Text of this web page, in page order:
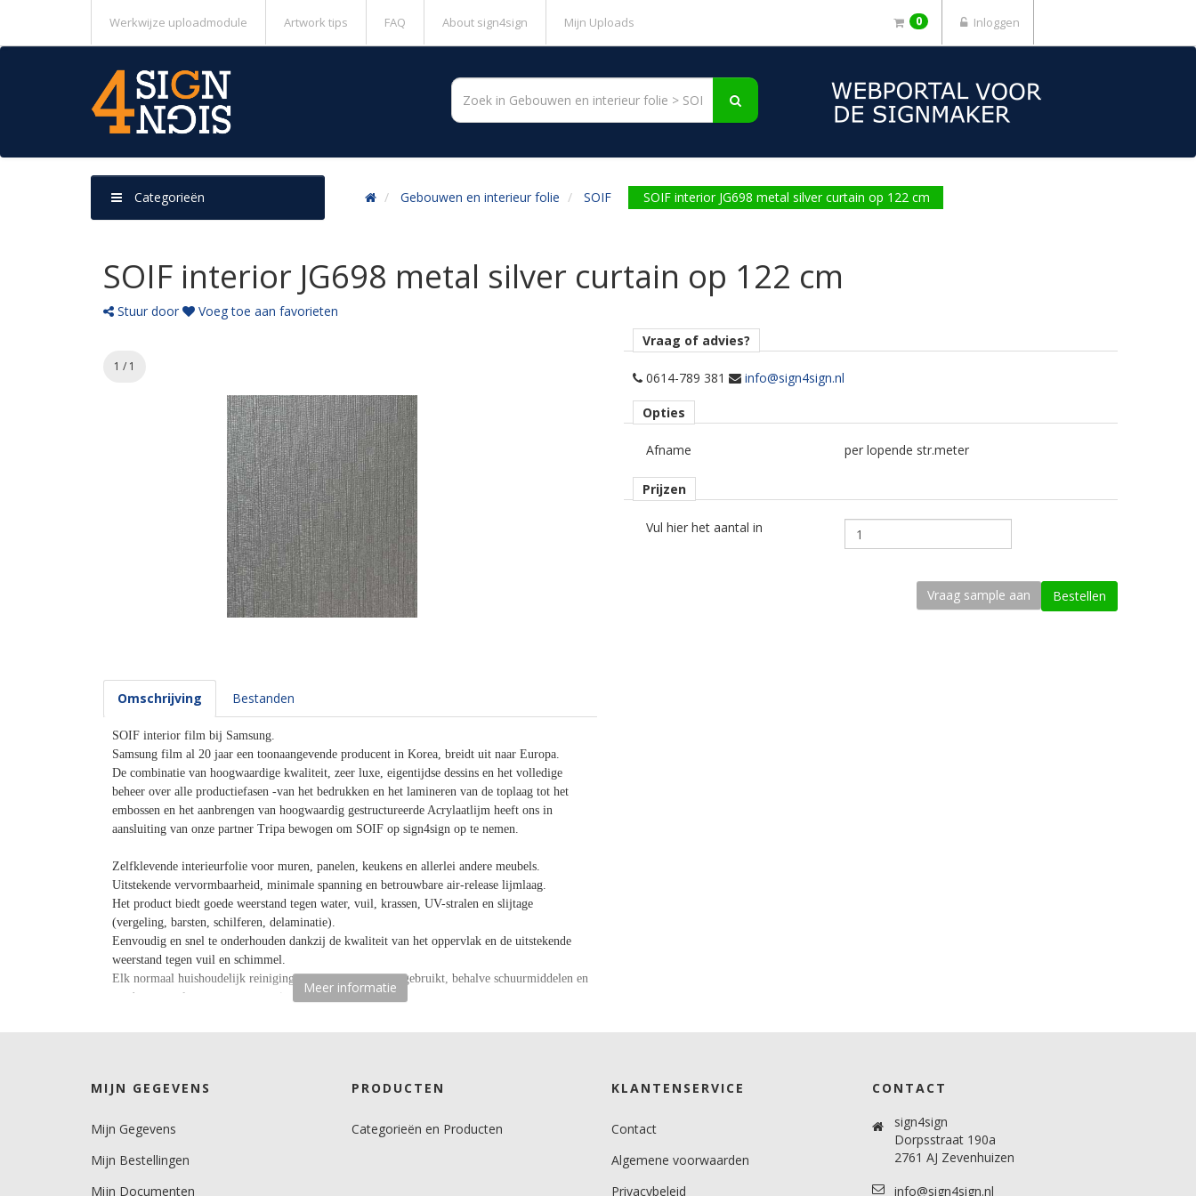
Werkwijze uploadmodule Artwork tips FAQ About sign4sign Mijn Uploads 0 Inloggen
Gebouwen en interieur folie SOIF SOIF interior JG698 metal silver curtain op 122 cm
Categorieën
SOIF interior JG698 metal silver curtain op 122 cm
Stuur door Voeg toe aan favorieten
1 / 1
Omschrijving Bestanden
SOIF interior film bij Samsung.
Samsung film al 20 jaar een toonaangevende producent in Korea, breidt uit naar Europa.
De combinatie van hoogwaardige kwaliteit, zeer luxe, eigentijdse dessins en het volledige
beheer over alle productiefasen -van het bedrukken en het lamineren van de toplaag tot het
embossen en het aanbrengen van hoogwaardig gestructureerde Acrylaatlijm heeft ons in
aansluiting van onze partner Tripa bewogen om SOIF op sign4sign op te nemen.
Zelfklevende interieurfolie voor muren, panelen, keukens en allerlei andere meubels.
Uitstekende vervormbaarheid, minimale spanning en betrouwbare air-release lijmlaag.
Het product biedt goede weerstand tegen water, vuil, krassen, UV-stralen en slijtage
(vergeling, barsten, schilferen, delaminatie).
Eenvoudig en snel te onderhouden dankzij de kwaliteit van het oppervlak en de uitstekende
weerstand tegen vuil en schimmel.
Elk normaal huishoudelijk reinigingsproduct kan worden gebruikt, behalve schuurmiddelen en
producten zoals aceton en terpentine.
Afname
volle rollengte is 30 meter.
Materiaaltype
interieurfolie.
Meer informatie
Vraag of advies?
0614-789 381 info@sign4sign.nl
Opties
Afname per lopende str.meter
Prijzen
Vul hier het aantal in
MIJN GEGEVENS
Mijn Gegevens
Mijn Bestellingen
Mijn Documenten
PRODUCTEN
Categorieën en Producten
KLANTENSERVICE
Contact
Algemene voorwaarden
Privacybeleid
CONTACT
sign4sign
Dorpsstraat 190a
2761 AJ Zevenhuizen
info@sign4sign.nl